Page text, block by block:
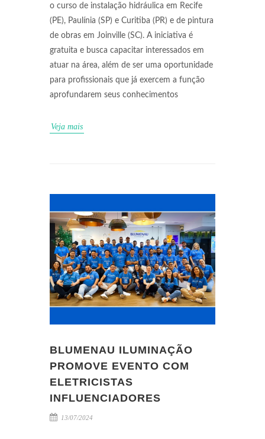
o curso de instalação hidráulica em Recife
(PE), Paulínia (SP) e Curitiba (PR) e de pintura
de obras em Joinville (SC). A iniciativa é
gratuita e busca capacitar interessados em
atuar na área, além de ser uma oportunidade
para profissionais que já exercem a função
aprofundarem seus conhecimentos
Veja mais
BLUMENAU ILUMINAÇÃO
PROMOVE EVENTO COM
ELETRICISTAS
INFLUENCIADORES
13/07/2024